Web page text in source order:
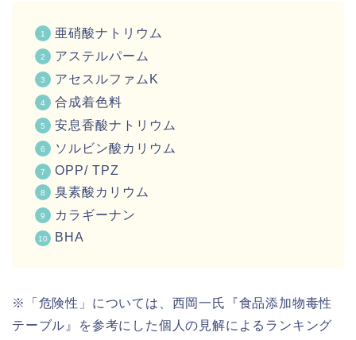
亜硝酸ナトリウム
アステルパーム
アセスルファムK
合成着色料
安息香酸ナトリウム
ソルビン酸カリウム
OPP/ TPZ
臭素酸カリウム
カラギーナン
BHA
※「危険性」については、西岡一氏『食品添加物毒性
テーブル』を参考にした個人の見解によるランキング